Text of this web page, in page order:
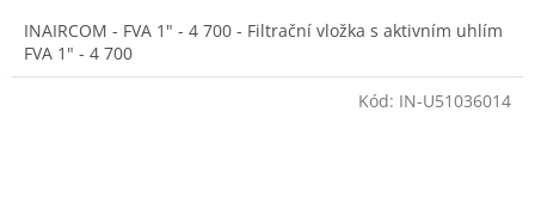
INAIRCOM - FVA 1" - 4 700 - Filtrační vložka s aktivním uhlím
FVA 1" - 4 700
Kód: IN-U51036014